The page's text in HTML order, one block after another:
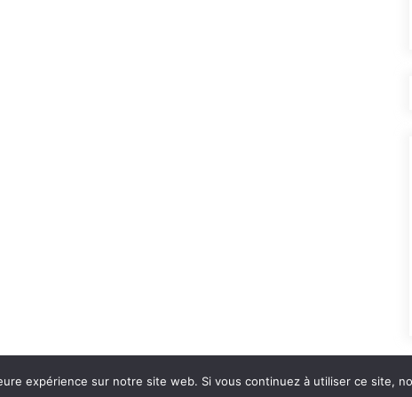
expérience sur notre site web. Si vous continuez à utiliser ce site,